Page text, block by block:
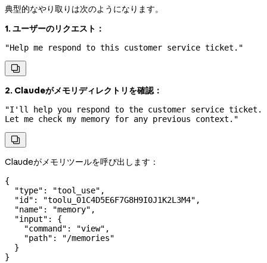
典型的なやり取りは次のようになります。
1. ユーザーのリクエスト：
"Help me respond to this customer service ticket."

2. Claudeがメモリディレクトリを確認：
"I'll help you respond to the customer service ticket.
Let me check my memory for any previous context."

Claudeがメモリツールを呼び出します：
{
  "type"
: "tool_use" ,
  "id"
: "toolu_01C4D5E6F7G8H9I0J1K2L3M4" ,
  "name"
: "memory" ,
  "input"
: {
    "command"
: "view" ,
    "path"
:
"/memories"
  }
}